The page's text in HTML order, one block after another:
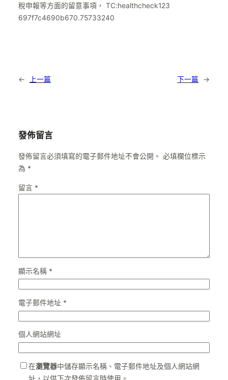
稅申報等方面的留意事項， TC:healthcheck123
697f7c4690b670.75733240
← 上一篇 下一篇 →
發佈留言
發佈留言必須填寫的電子郵件地址不會公開。 必填欄位標示
為 *
留言 *
顯示名稱 *
電子郵件地址 *
個人網站網址
在瀏覽器中儲存顯示名稱、電子郵件地址及個人網站網
址，以供下次發佈留言時使用。